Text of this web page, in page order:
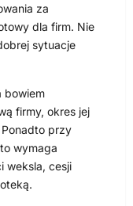
za
dla firm. Nie
sytuacje
bowiem
firmy, okres jej
przy
wymaga
weksla, cesji